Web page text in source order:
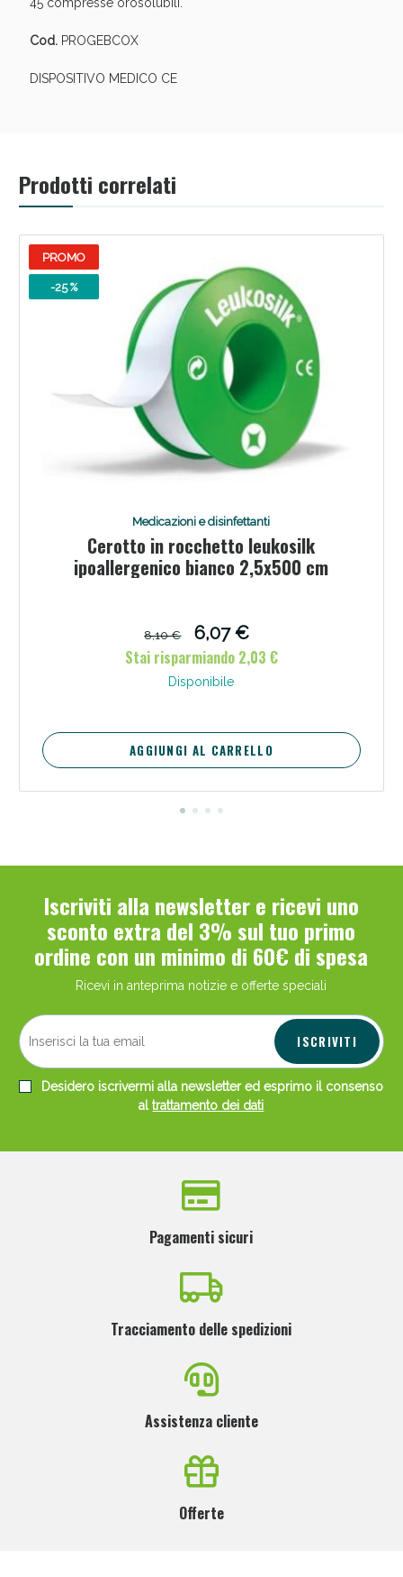
Cod.PROGEBCOX
DISPOSITIVO MEDICO CE
Prodotti correlati
PROMO
-25 %
Medicazioni e disinfettanti
Cerotto in rocchetto leukosilk
ipoallergenico bianco 2,5x500 cm
8,10 €
6,07 €
Stai risparmiando 2,03 €
Disponibile
AGGIUNGI AL CARRELLO
Iscriviti alla newsletter e ricevi uno
sconto extra del 3% sul tuo primo
ordine con un minimo di 60€ di spesa
Ricevi in anteprima notizie e offerte speciali
ISCRIVITI
Desidero iscrivermi alla newsletter ed esprimo il consenso
altrattamento dei dati
Pagamenti sicuri
Tracciamento delle spedizioni
Assistenza cliente
Offerte